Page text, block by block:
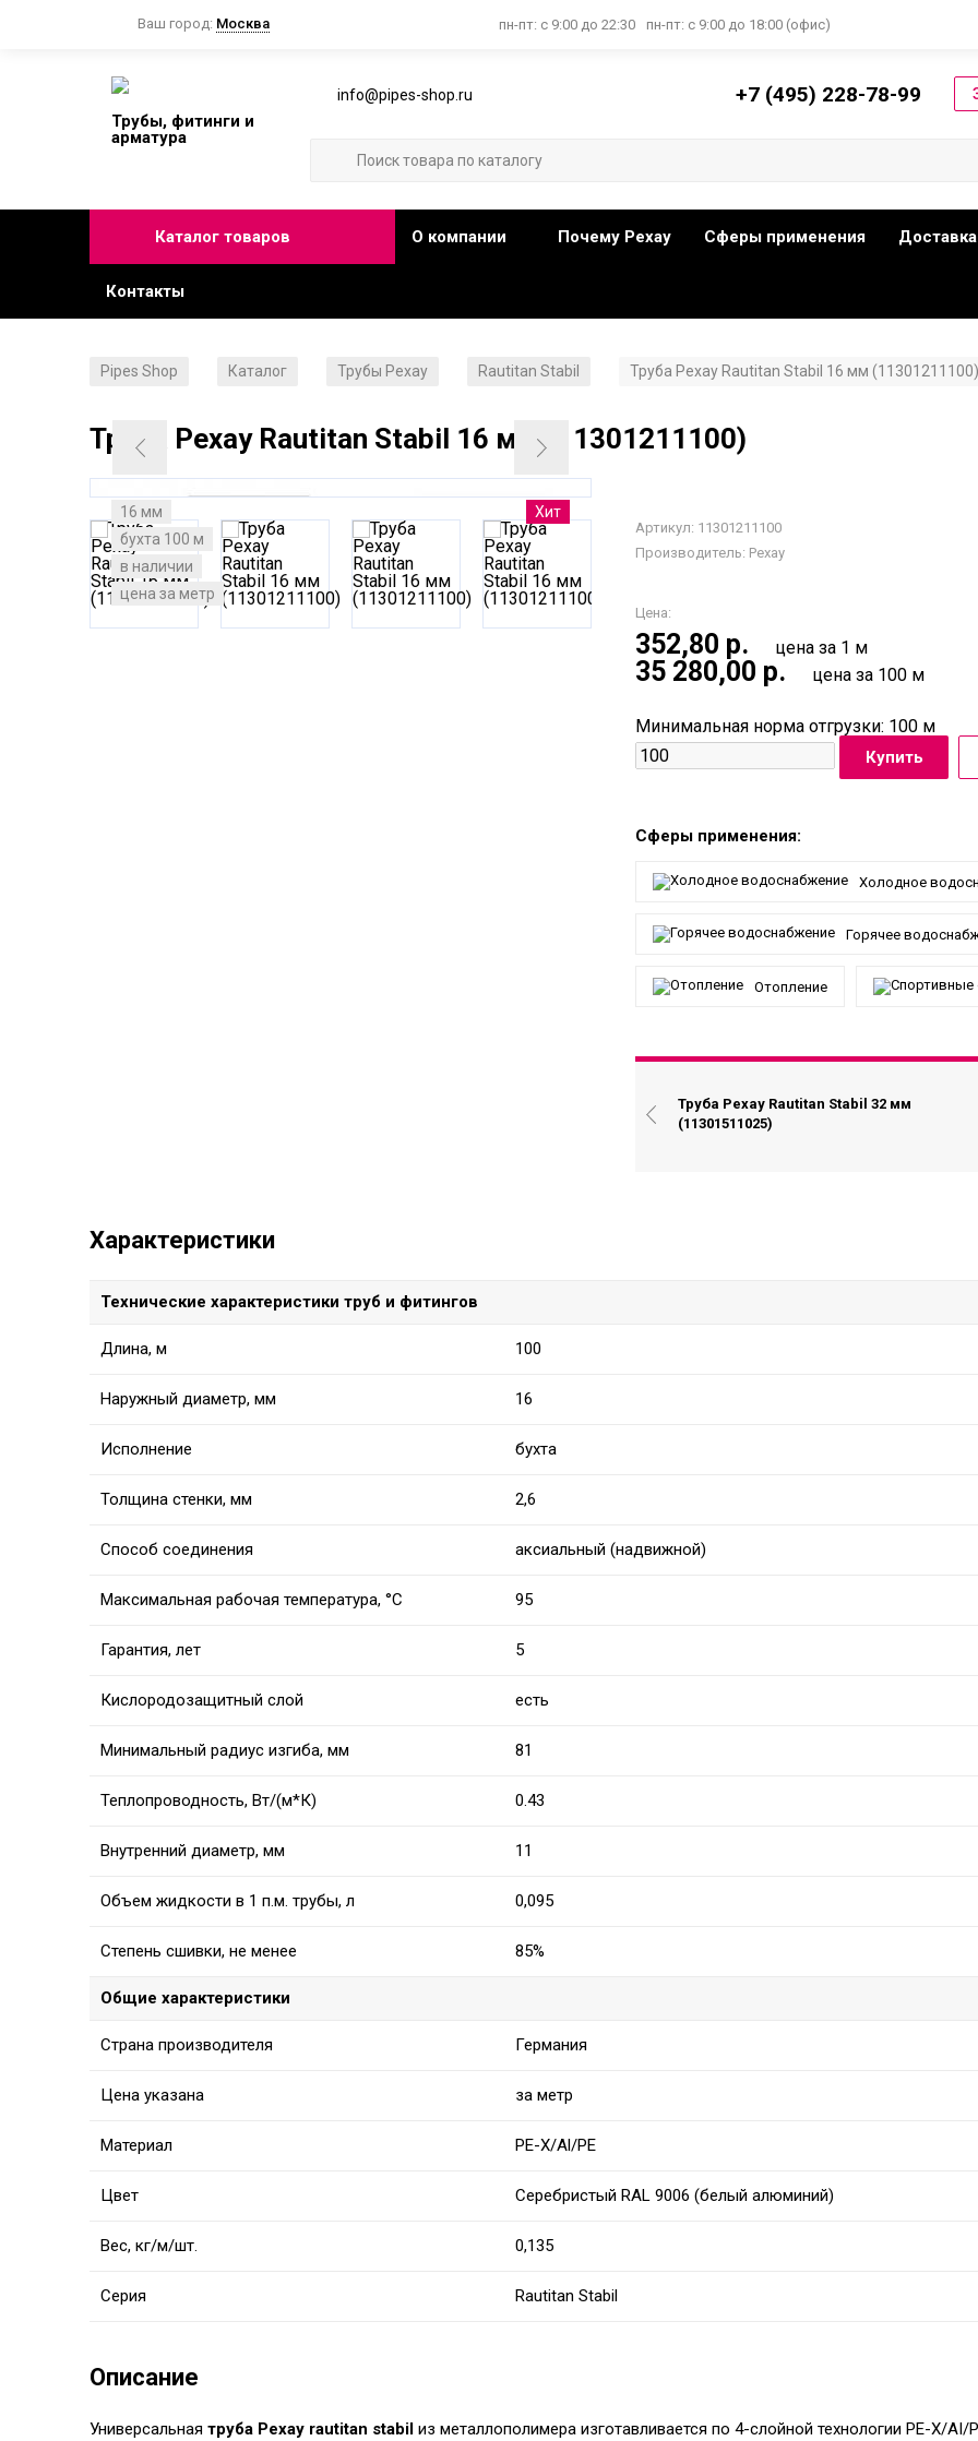
Ваш город: Москва пн-пт: с 9:00 до 22:30 пн-пт: с 9:00 до 18:00 (офис)
Трубы, фитинги и
арматура
info@pipes-shop.ru +7 (495) 228-78-99
Каталог товаров О компании Почему Рехау Сферы применения Доставка
Контакты
Pipes Shop Каталог Трубы Рехау Rautitan Stabil Труба Рехау Rautitan Stabil 16 мм (11301211100)
Труба Рехау Rautitan Stabil 16 мм (11301211100)
16 мм
бухта 100 м
в наличии
цена за метр
Хит
Артикул: 11301211100
Производитель: Рехау
Цена:
352,80 р. цена за 1 м
35 280,00 р. цена за 100 м
Минимальная норма отгрузки: 100 м
Сферы применения:
Холодное
Горячее
Отопление
Труба Рехау Rautitan Stabil 32 мм
(11301511025)
Характеристики
Технические характеристики труб и фитингов
Длина, м 100
Наружный диаметр, мм 16
Исполнение бухта
Толщина стенки, мм 2,6
Способ соединения аксиальный (надвижной)
Максимальная рабочая температура, °C 95
Гарантия, лет 5
Кислородозащитный слой есть
Минимальный радиус изгиба, мм 81
Теплопроводность, Вт/(м*К) 0.43
Внутренний диаметр, мм 11
Объем жидкости в 1 п.м. трубы, л 0,095
Степень сшивки, не менее 85%
Общие характеристики
Страна производителя Германия
Цена указана за метр
Материал РЕ-Х/Al/PE
Цвет Серебристый RAL 9006 (белый алюминий)
Вес, кг/м/шт. 0,135
Серия Rautitan Stabil
Описание
Универсальная труба Рехау rautitan stabil из металлополимера изготавливается по 4-слойной технологии PE-X/AI/